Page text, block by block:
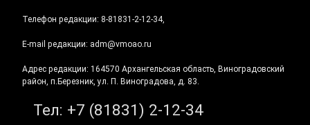
Телефон редакции: 8-81831-2-12-34,
E-mail редакции: adm@vmoao.ru
Адрес редакции: 164570 Архангельская область, Виноградовский
район, п.Березник, ул. П. Виноградова, д. 83.
Тел: +7 (81831) 2-12-34